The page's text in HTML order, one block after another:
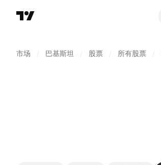
市场 巴基斯坦 股票 所有股票